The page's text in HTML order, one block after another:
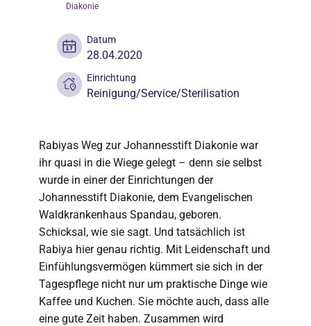
Diakonie
Datum
28.04.2020
Einrichtung
Reinigung/Service/Sterilisation
Rabiyas Weg zur Johannesstift Diakonie war
ihr quasi in die Wiege gelegt – denn sie selbst
wurde in einer der Einrichtungen der
Johannesstift Diakonie, dem Evangelischen
Waldkrankenhaus Spandau, geboren.
Schicksal, wie sie sagt. Und tatsächlich ist
Rabiya hier genau richtig. Mit Leidenschaft und
Einfühlungsvermögen kümmert sie sich in der
Tagespflege nicht nur um praktische Dinge wie
Kaffee und Kuchen. Sie möchte auch, dass alle
eine gute Zeit haben. Zusammen wird